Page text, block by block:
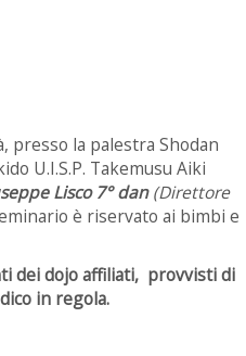
presso la palestra Shodan
U.I.S.P. Takemusu Aiki
Lisco 7° dan (Direttore
è riservato ai bimbi e
dei dojo affiliati, provvisti di
in regola.